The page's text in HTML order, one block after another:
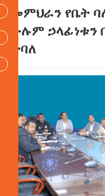
መምህራን የቤት
ሁሉም ኃላፊነቱን
ተባለ